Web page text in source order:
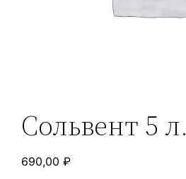
Сольвент 5 л.
690,00₽